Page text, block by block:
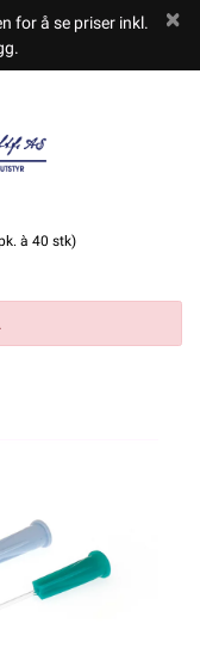
for å se priser inkl.
à 40 stk)